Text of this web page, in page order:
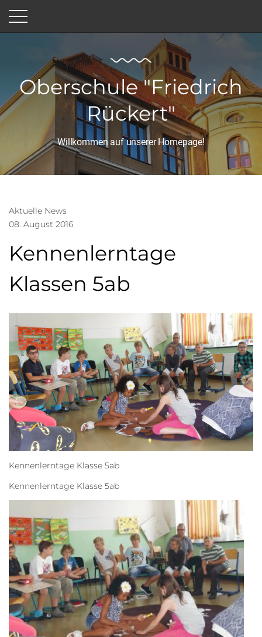
Oberschule "Friedrich
Rückert"
Willkommen auf unserer Homepage!
Aktuelle News
08. August 2016
Kennenlerntage
Klassen 5ab
Kennenlerntage Klasse 5ab
Kennenlerntage Klasse 5ab